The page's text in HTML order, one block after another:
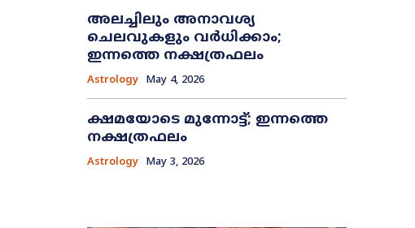
അലച്ചിലും അനാവശ്യ
ചെലവുകളും വർധിക്കാം;
ഇന്നത്തെ നക്ഷത്രഫലം
Astrology May 4, 2026
ക്ഷമയോടെ മുന്നോട്ട്; ഇന്നത്തെ
നക്ഷത്രഫലം
Astrology May 3, 2026